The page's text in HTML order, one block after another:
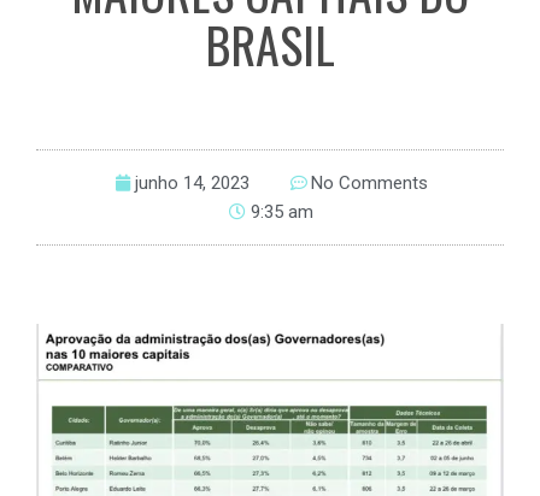
BRASIL
junho 14, 2023
No Comments
9:35 am